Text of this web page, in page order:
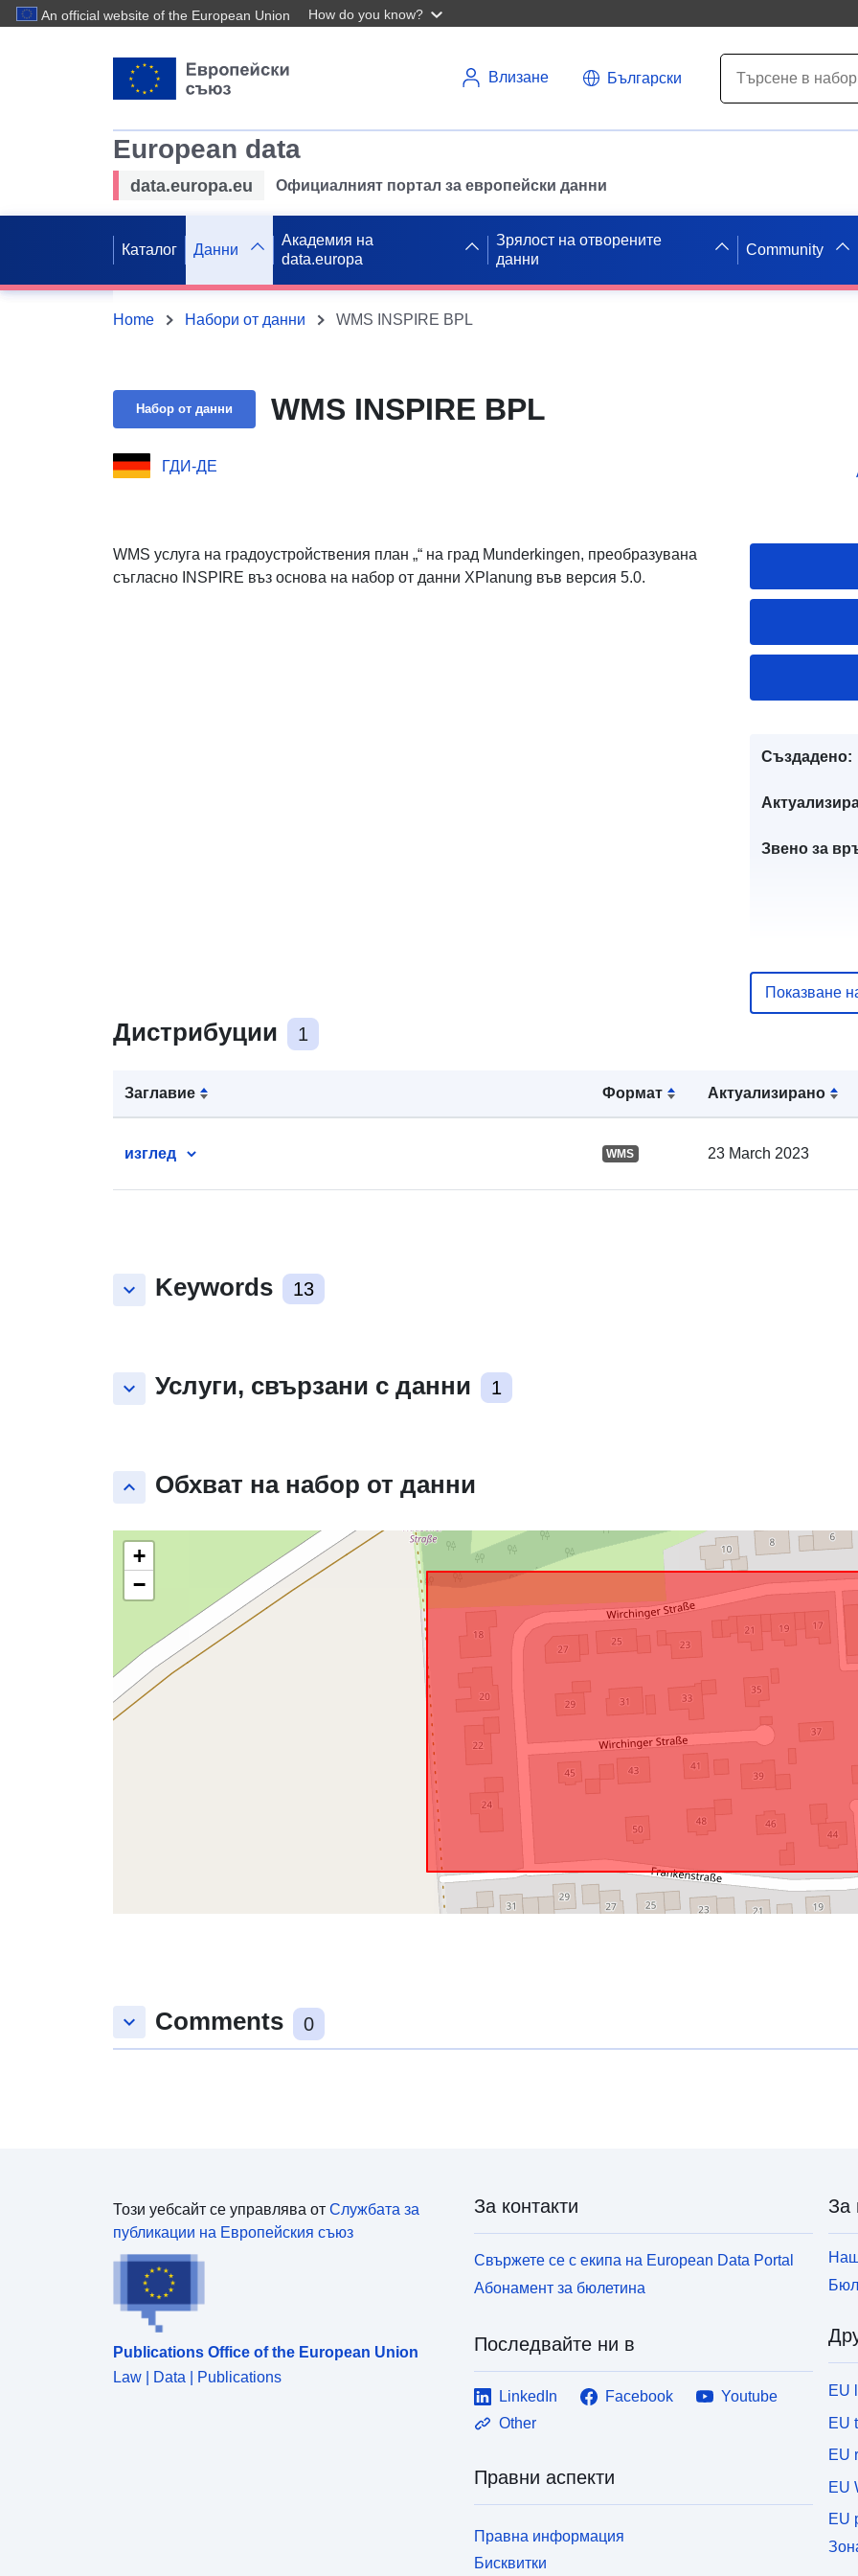
An official website of the European Union How do you know?
Влизане Български
European data
data.europa.eu Официалният портал за европейски данни
Каталог Данни
Академия на
data.europa
Зрялост на отворените
данни
Community
Home Набори от данни WMS INSPIRE BPL
Набор от данни WMS INSPIRE BPL
ГДИ-ДЕ
WMS услуга на градоустройствения план „“ на град Munderkingen, преобразувана
съгласно INSPIRE въз основа на набор от данни XPlanung във версия 5.0.
Дистрибуции 1
Заглавие Формат Актуализирано
изглед WMS 23 March 2023
keyboard_arrow_down Keywords 13
keyboard_arrow_down Услуги, свързани с данни 1
keyboard_arrow_up Обхват на набор от данни
+
−
Създадено:
Звено за
:
Показване
keyboard_arrow_down Comments 0
Този уебсайт се управлява от Службата за
публикации на Европейския съюз
Publications Office of the European Union
Law | Data | Publications
За контакти
Свържете се с екипа на European Data Portal
Абонамент за бюлетина
Последвайте ни в
LinkedIn Facebook
Youtube
Other
Правни аспекти
Правна информация
Бисквитки
За
EU
EU
EU
EU
EU